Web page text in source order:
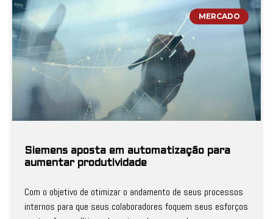
MERCADO
Siemens aposta em automatização para
aumentar produtividade
Com o objetivo de otimizar o andamento de seus processos
internos para que seus colaboradores foquem seus esforços